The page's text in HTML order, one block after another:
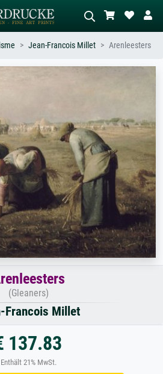
AI-beeldzoeker
een boom.
Jean-Francois Millet Arenleesters
(Gleaners)
Francois Millet
137.83
Enthält 21% MwSt.